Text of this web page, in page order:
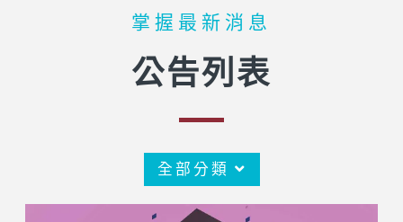
掌握最新消息
公告列表
全部分類